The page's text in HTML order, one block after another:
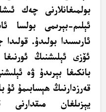
بولمىغانلارنى چەك
ئېلىم-بېرىمى بولسا
ئارىسىدا بولىدۇ.
ئۆزى ئېلىشنىڭ
بانكىغا بېرىدۇ ۋە
قەرزدارنىڭ ھېسابىمۇ ئۇ
يېزىلغان مىقدارنى